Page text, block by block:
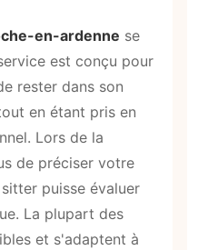
en-ardenne se
est conçu pour
rester dans son
en étant pris en
Lors de la
de préciser votre
puisse évaluer
La plupart des
et s'adaptent à